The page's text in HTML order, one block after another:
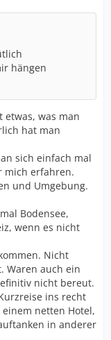
hängen
etwas, was man
hat man
sich einfach mal
mich erfahren.
und Umgebung.
Bodensee,
wenn es nicht
Nicht
Waren auch ein
nicht bereut.
ins recht
netten Hotel,
in anderer